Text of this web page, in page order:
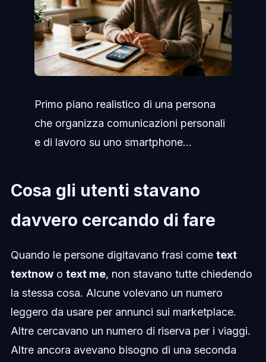
Primo piano realistico di una persona
che organizza comunicazioni personali
e di lavoro su uno smartphone...
Cosa gli utenti stavano
davvero cercando di fare
Quando le persone digitavano frasi come text
textnowo text me, non stavano tutte chiedendo
la stessa cosa. Alcune volevano un numero
leggero da usare per annunci sui marketplace.
Altre cercavano un numero di riserva per i viaggi.
Altre ancora avevano bisogno di una seconda